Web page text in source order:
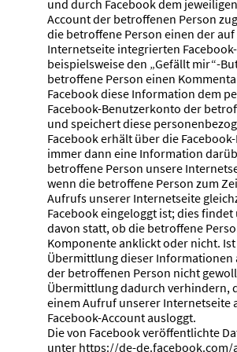
und durch Facebook dem
Account der betroffenen Person
die betroffene Person einen der
Internetseite integrierten
beispielsweise den „Gefällt mir“-
betroffene Person einen
Facebook diese Information dem
Facebook-Benutzerkonto der
und speichert diese
Facebook erhält über die
immer dann eine Information
betroffene Person unsere
wenn die betroffene Person zum
Aufrufs unserer Internetseite
Facebook eingeloggt ist; dies
davon statt, ob die betroffene
Komponente anklickt oder nicht.
Übermittlung dieser Informationen
der betroffenen Person nicht
Übermittlung dadurch verhindern,
einem Aufruf unserer Internetseite
Facebook-Account ausloggt.
Die von Facebook veröffentlichte
unter https://de-